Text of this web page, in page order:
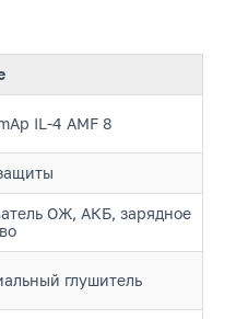
IL-4 AMF 8
ОЖ, АКБ, зарядное
глушитель